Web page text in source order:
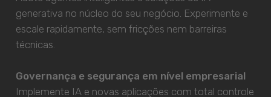
generativa no núcleo do seu negócio. Experimente e
escale rapidamente, sem fricções nem barreiras
técnicas.
Governança e segurança em nível empresarial
Implemente IA e novas aplicações com total controle